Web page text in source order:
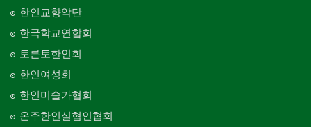
한인교향악단
한국학교연합회
토론토한인회
한인여성회
한인미술가협회
온주한인실협인협회